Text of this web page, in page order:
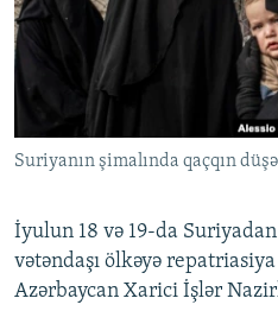
Suriyanın şimalında qaçqın
İyulun 18 və 19-da
vətəndaşı ölkəyə
Azərbaycan Xarici İşlər